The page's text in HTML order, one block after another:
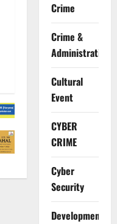
Crime
Crime &
Administration
Cultural
Event
CYBER
CRIME
Cyber
Security
Development